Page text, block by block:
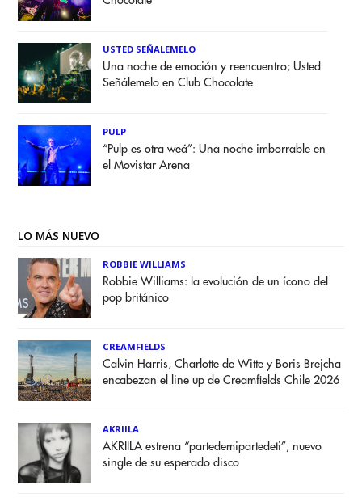
USTED SEÑALEMELO
Una noche de emoción y reencuentro; Usted
Señálemelo en Club Chocolate
PULP
“Pulp es otra weá”: Una noche imborrable en
el Movistar Arena
LO MÁS NUEVO
ROBBIE WILLIAMS
Robbie Williams: la evolución de un ícono del
pop británico
CREAMFIELDS
Calvin Harris, Charlotte de Witte y Boris Brejcha
encabezan el line up de Creamfields Chile 2026
AKRIILA
AKRIILA estrena “partedemipartedeti”, nuevo
single de su esperado disco